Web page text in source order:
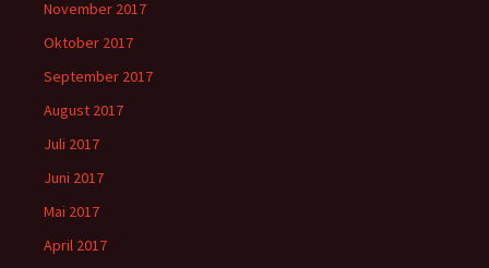
November 2017
Oktober 2017
September 2017
August 2017
Juli 2017
Juni 2017
Mai 2017
April 2017